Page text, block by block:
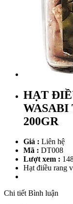
HẠT
200GR
Giá : Liên hệ
Mã : DT008
Lượt xem :
Hạt điiều rang
Chi tiếtBình luận